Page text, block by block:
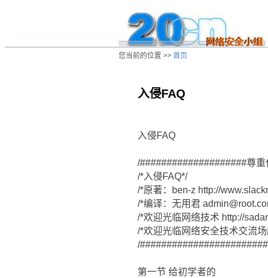
您当前的位置 >> 首页
入侵FAQ
入侵FAQ
/####################尊
/*入侵FAQ*/
/*原著：ben-z http://
/*编译：无用君
/*欢迎光临网络技术 http://
/*欢迎光临网络安全技术交流
/
第一节 给初学者的